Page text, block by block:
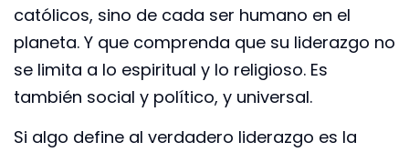
católicos, sino de cada ser humano en el
planeta. Y que comprenda que su liderazgo no
se limita a lo espiritual y lo religioso. Es
también social y político, y universal.
Si algo define al verdadero liderazgo es la